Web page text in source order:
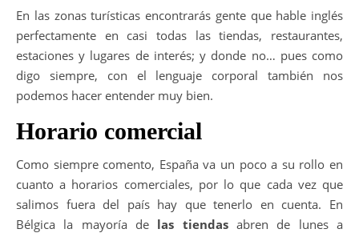
En las zonas turísticas encontrarás gente que hable inglés
perfectamente en casi todas las tiendas, restaurantes,
estaciones y lugares de interés; y donde no… pues como
digo siempre, con el lenguaje corporal también nos
podemos hacer entender muy bien.
Horario comercial
Como siempre comento, España va un poco a su rollo en
cuanto a horarios comerciales, por lo que cada vez que
salimos fuera del país hay que tenerlo en cuenta. En
Bélgica la mayoría de las tiendasabren de lunes a